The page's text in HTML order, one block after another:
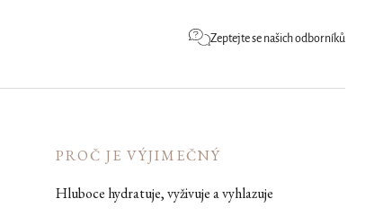
Zeptejte se našich odborníků
PROČ JE VÝJIMEČNÝ
Hluboce hydratuje, vyživuje a vyhlazuje